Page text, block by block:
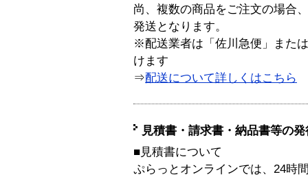
尚、複数の商品をご注文の場合
発送となります。
※配送業者は「佐川急便」また
けます
⇒配送について詳しくはこちら
見積書・請求書・納品書等の
■見積書について
ぷらっとオンラインでは、24時